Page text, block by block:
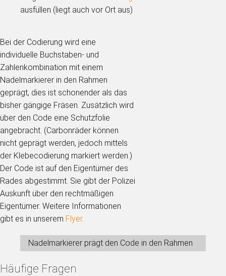
ausfüllen (liegt auch vor Ort aus)
Bei der Codierung wird eine
individuelle Buchstaben- und
Zahlenkombination mit einem
Nadelmarkierer in den Rahmen
geprägt, dies ist schonender als das
bisher gängige Fräsen. Zusätzlich wird
über den Code eine Schutzfolie
angebracht. (Carbonräder können
nicht geprägt werden, jedoch mittels
der Klebecodierung markiert werden.)
Der Code ist auf den Eigentümer des
Rades abgestimmt. Sie gibt der Polizei
Auskunft über den rechtmäßigen
Eigentümer. Weitere Informationen
gibt es in unserem Flyer.
Nadelmarkierer prägt den Code in den Rahmen
Häufige Fragen